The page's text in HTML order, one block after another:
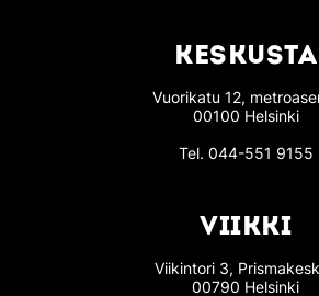
KESKUSTA
Vuorikatu 12,
00100 Helsinki
Tel. 044-551 9155
VIIKKI
Viikintori 3,
00790 Helsinki